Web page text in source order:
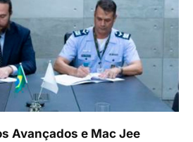
Avançados e Mac Jee